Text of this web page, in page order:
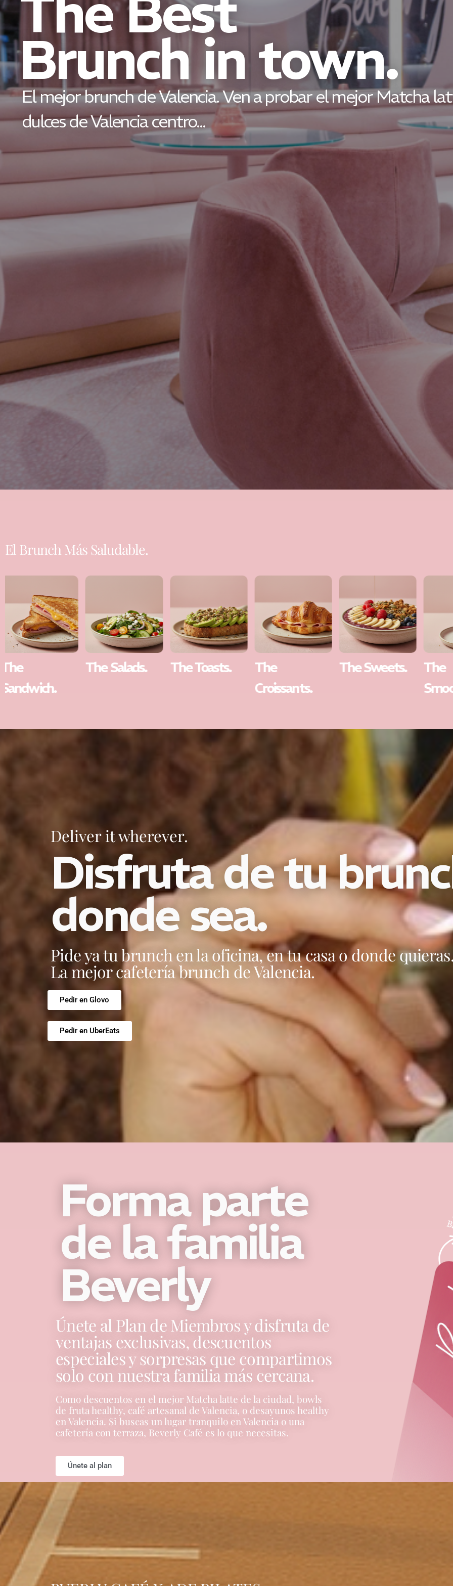
Brunch in town.
El mejor brunch de Valencia. Ven a probar el mejor Matcha
dulces de Valencia centro...
El Brunch Más Saludable.
The Salads. The Toasts.
The
The Sweets.
The
The
Deliver it wherever.
Disfruta de tu
donde sea.
Pide ya tu brunch en la oficina, en tu casa o donde
La mejor cafetería brunch de Valencia.
Pedir en Glovo
Pedir en UberEats
Forma parte
de la familia
Beverly
Únete al Plan de Miembros y disfruta de
ventajas exclusivas, descuentos
especiales y sorpresas que compartimos
solo con nuestra familia más cercana.
Como descuentos en el mejor Matcha latte de la ciudad, bowls
de fruta healthy, café artesanal de Valencia, o desayunos healthy
en Valencia. Si buscas un lugar tranquilo en Valencia o una
cafetería con terraza, Beverly Café es lo que necesitas.
Únete al plan